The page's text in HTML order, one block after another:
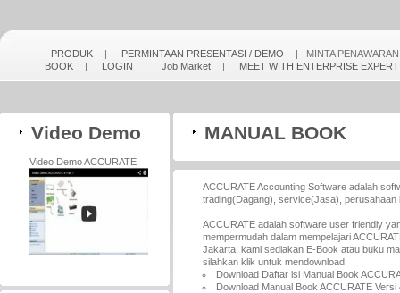
PRODUK | PERMINTAAN PRESENTASI / DEMO
| MINTA
BOOK
| LOGIN | Job Market | MEET WITH ENTERPRISE EXPERT
Video Demo
Video Demo ACCURATE
MANUAL BOOK
ACCURATE Accounting Software adalah
trading(Dagang), service(Jasa),
ACCURATE adalah software user friendly
mempermudah dalam mempelajari
Jakarta, kami sediakan E-Book atau buku
silahkan klik untuk mendownload
Download Daftar isi Manual Book
Download Manual Book ACCURATE Versi